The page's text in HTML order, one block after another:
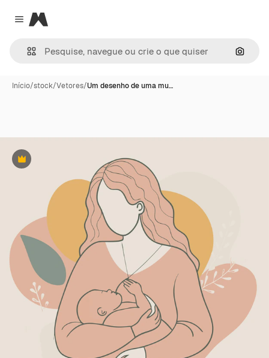
Close menu
Magnific
Início/stock/Vetores/Um desenho de uma mu…
Premium